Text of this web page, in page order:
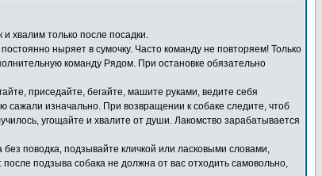
хвалим только после посадки.
ныряет в сумочку. Часто команду не повторяем! Только
команду Рядом. При остановке обязательно
приседайте, бегайте, машите руками, ведите себя
сажали изначально. При возвращении к собаке следите, чтоб
угощайте и хвалите от души. Лакомство зарабатывается
поводка, подзывайте кличкой или ласковыми словами,
подзыва собака не должна от вас отходить самовольно,